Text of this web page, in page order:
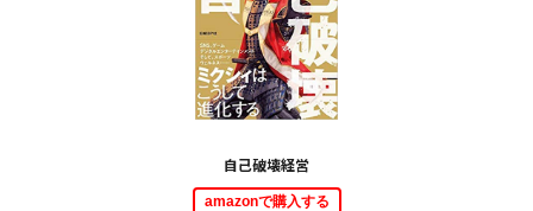
自己破壊経営
amazonで購入する